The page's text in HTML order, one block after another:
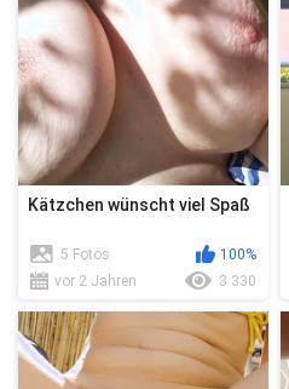
Kätzchen wünscht viel Spaß
5 Fotos
100%
vor 2 Jahren
3 330